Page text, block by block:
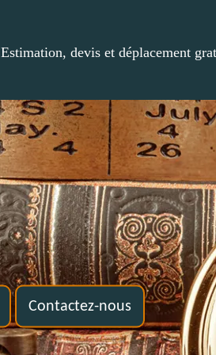
Estimation, devis et déplacement
Contactez-nous